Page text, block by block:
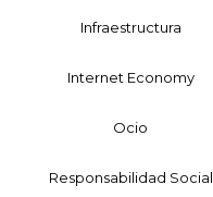
Infraestructura
Internet Economy
Ocio
Responsabilidad Social